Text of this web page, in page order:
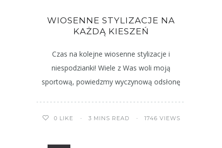
WIOSENNE STYLIZACJE NA
KAŻDĄ KIESZEŃ
Czas na kolejne wiosenne stylizacje i
niespodzianki! Wiele z Was woli moją
sportową, powiedzmy wyczynową odsłonę
0 LIKE 3 MINS READ 1746 VIEWS